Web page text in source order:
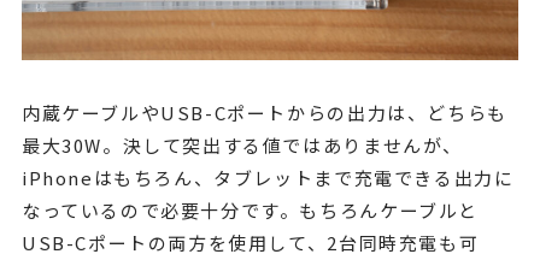
内蔵ケーブルやUSB-Cポートからの出力は、どちらも
最大30W。決して突出する値ではありませんが、
iPhoneはもちろん、タブレットまで充電できる出力に
なっているので必要十分です。もちろんケーブルと
USB-Cポートの両方を使用して、2台同時充電も可